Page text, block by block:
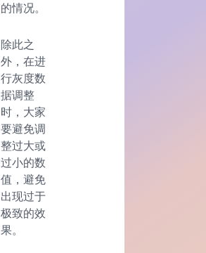
的情况。
除此之
外，在进
行灰度数
据调整
时，大家
要避免调
整过大或
过小的数
值，避免
出现过于
极致的效
果。